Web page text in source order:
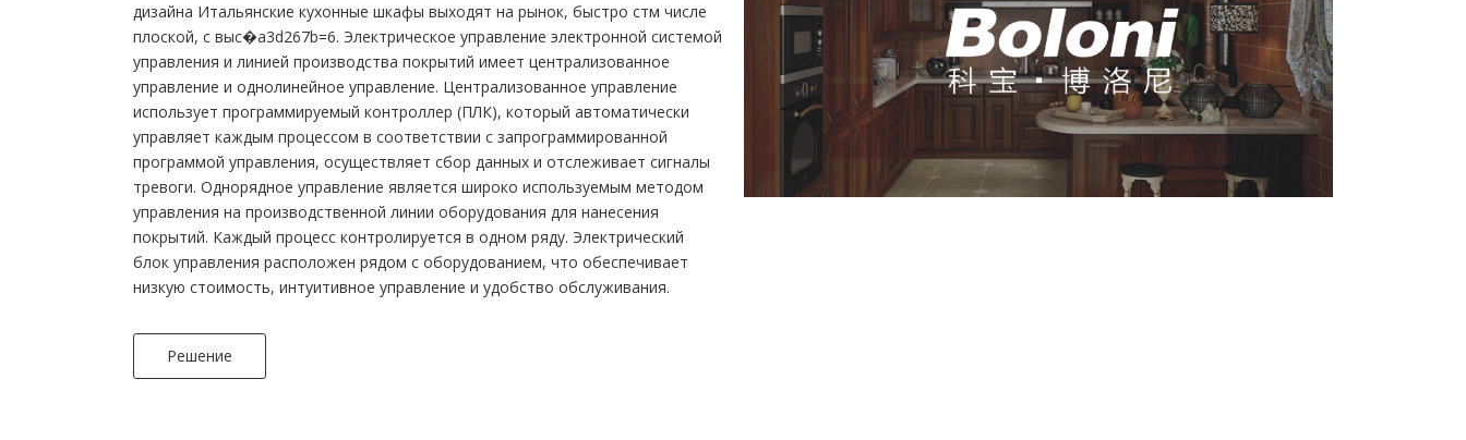
дизайна Итальянские кухонные шкафы выходят на рынок, быстро стм числе
плоской, с выс�a3d267b=6. Электрическое управление электронной системой
управления и линией производства покрытий имеет централизованное
управление и однолинейное управление. Централизованное управление
использует программируемый контроллер (ПЛК), который автоматически
управляет каждым процессом в соответствии с запрограммированной
программой управления, осуществляет сбор данных и отслеживает сигналы
тревоги. Однорядное управление является широко используемым методом
управления на производственной линии оборудования для нанесения
покрытий. Каждый процесс контролируется в одном ряду. Электрический
блок управления расположен рядом с оборудованием, что обеспечивает
низкую стоимость, интуитивное управление и удобство обслуживания.
Решение